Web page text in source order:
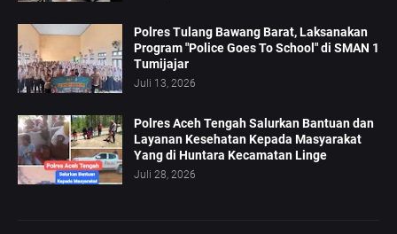
Polres Tulang Bawang Barat, Laksanakan
Program "Police Goes To School" di SMAN 1
Tumijajar
Juli 13, 2026
Polres Aceh Tengah Salurkan Bantuan dan
Layanan Kesehatan Kepada Masyarakat
Yang di Huntara Kecamatan Linge
Juli 28, 2026